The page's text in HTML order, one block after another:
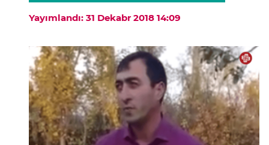
Yayımlandı: 31 Dekabr 2018 14:09